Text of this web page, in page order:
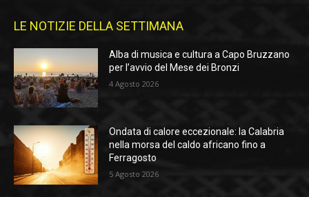
LE NOTIZIE DELLA SETTIMANA
Alba di musica e cultura a Capo Bruzzano
per l’avvio del Mese dei Bronzi
4 Agosto 2026
Ondata di calore eccezionale: la Calabria
nella morsa del caldo africano fino a
Ferragosto
5 Agosto 2026